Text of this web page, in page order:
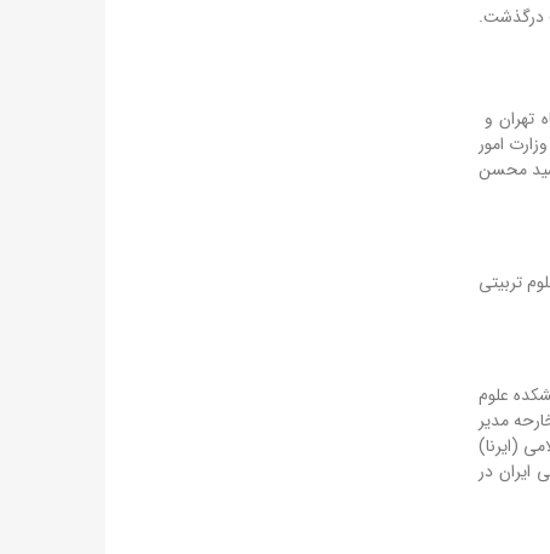
درگذشت.
تهران و
امور
۱۹۹۷ بوده است. خرازی برادر سید محسن
عربی (۱۳۴۷) و کارشناسی ارشد علوم تربیتی
ریاست هیئت امنای پژوهشکده علوم
مدیر
(ایرنا)
ایران در